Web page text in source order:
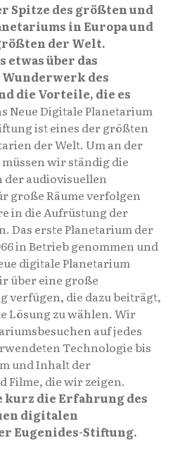
Spitze des größten und
in Europa und
der Welt.
etwas über das
des
die Vorteile, die es
Neue Digitale Planetarium
ist eines der größten
der Welt. Um an der
wir ständig die
audiovisuellen
große Räume verfolgen
in die Aufrüstung der
Das erste Planetarium der
in Betrieb genommen und
digitale Planetarium
über eine große
verfügen, die dazu beiträgt,
Lösung zu wählen. Wir
auf jedes
Technologie bis
und Inhalt der
Filme, die wir zeigen.
kurz die Erfahrung des
digitalen
Eugenides-Stiftung.